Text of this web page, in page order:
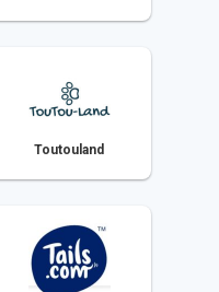
Toutouland